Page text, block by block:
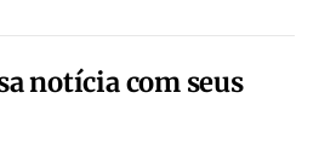
notícia com seus